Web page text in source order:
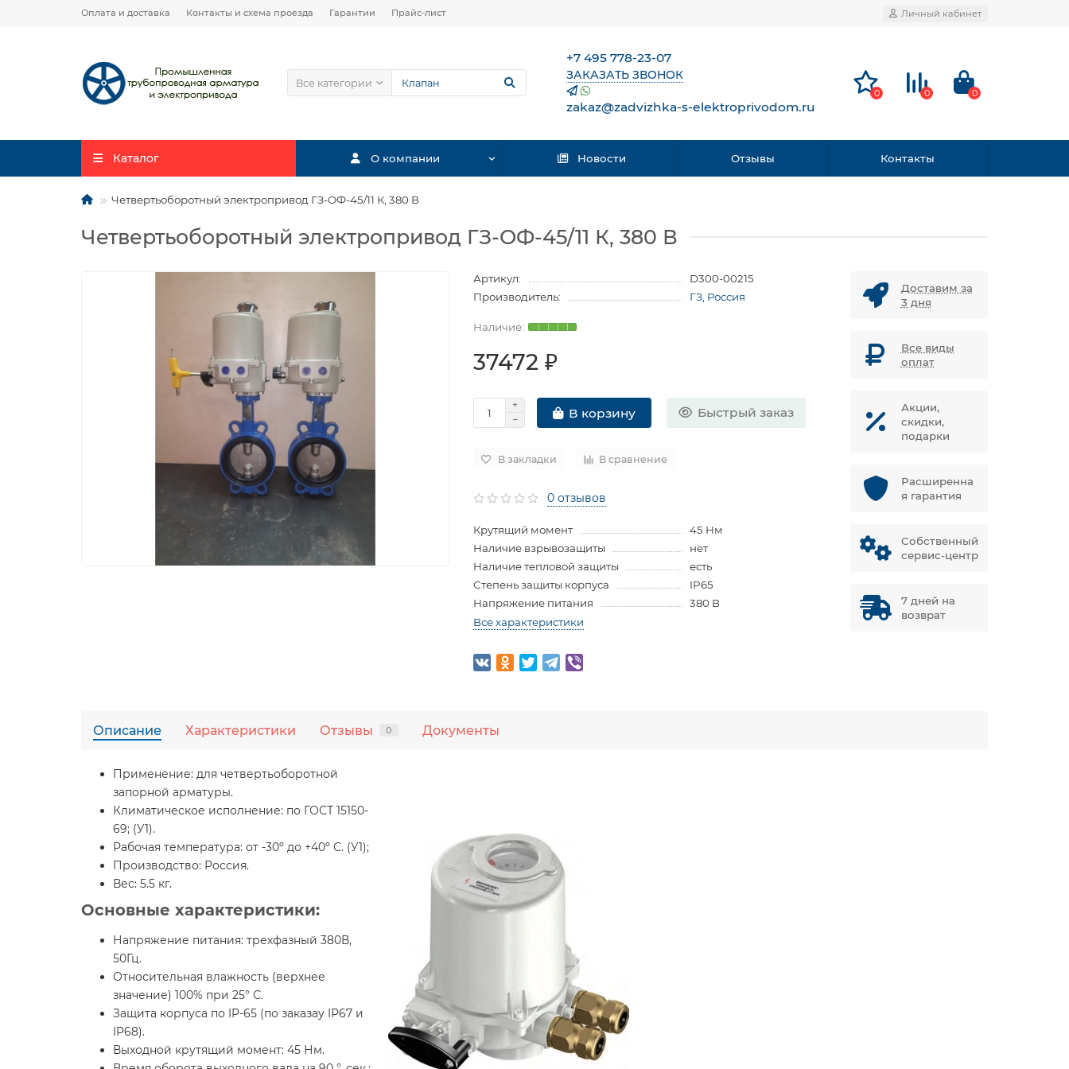
Оплата и доставка Контакты и схема проезда Гарантии Прайс-лист Личный кабинет
Все категории
+7 495 778-23-07
ЗАКАЗАТЬ ЗВОНОК
zakaz@zadvizhka-s-elektroprivodom.ru
0 0 0
Каталог О компании Новости Отзывы Контакты
Четвертьоборотный электропривод ГЗ-ОФ-45/11 К, 380 В
Четвертьоборотный электропривод ГЗ-ОФ-45/11 К, 380 В
Артикул:
D300-00215
Производитель:
ГЗ, Россия
37472 ₽
В корзину Быстрый заказ
В закладки В сравнение
0 отзывов
Крутящий момент
45 Нм
Наличие взрывозащиты
нет
Наличие тепловой защиты
есть
Степень защиты корпуса
IP65
Напряжение питания
380 В
Все характеристики
Доставим за
3 дня
Все виды
оплат
Акции,
скидки,
подарки
Расширенна
я гарантия
Собственный
сервис-центр
7 дней на
возврат
Описание Характеристики Отзывы 0 Документы
Применение: для четвертьоборотной
запорной арматуры.
Климатическое исполнение: по ГОСТ 15150-
69; (У1).
Рабочая температура: от -30º до +40º С. (У1);
Производство: Россия.
Вес: 5.5 кг.
Основные характеристики:
Напряжение питания: трехфазный 380В,
50Гц.
Относительная влажность (верхнее
значение) 100% при 25° С.
Защита корпуса по IP-65 (по заказау IP67 и
IP68).
Выходной крутящий момент: 45 Нм.